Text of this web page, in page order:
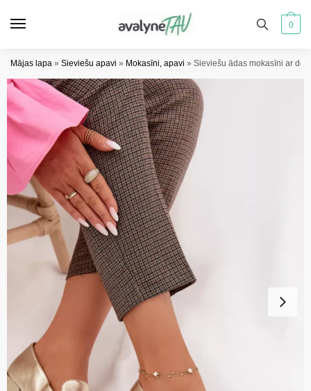
0
Mājas lapa » Sieviešu apavi » Mokasīni, apavi » Sieviešu ādas mokasīni ar